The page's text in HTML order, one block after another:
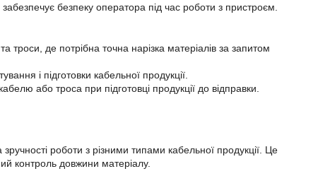
безпеку оператора під час роботи з пристроєм.
троси, де потрібна точна нарізка матеріалів за запитом
і підготовки кабельної продукції.
або троса при підготовці продукції до відправки.
роботи з різними типами кабельної продукції. Це
контроль довжини матеріалу.